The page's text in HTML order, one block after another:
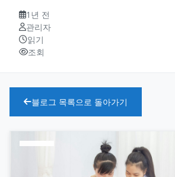
1년 전
관리자
읽기
조회
블로그 목록으로 돌아가기